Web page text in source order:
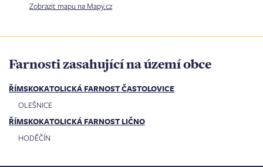
Zobrazit mapu na Mapy.cz
Farnosti zasahující na území obce
ŘÍMSKOKATOLICKÁ FARNOST ČASTOLOVICE
OLEŠNICE
ŘÍMSKOKATOLICKÁ FARNOST LIČNO
HODĚČÍN